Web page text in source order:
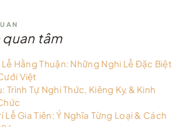
quan tâm
Lễ Hằng Thuận: Những Nghi Lễ Đặc Biệt
Việt
Trình Tự Nghi Thức, Kiêng Kỵ & Kinh
Lễ Gia Tiên: Ý Nghĩa Từng Loại & Cách